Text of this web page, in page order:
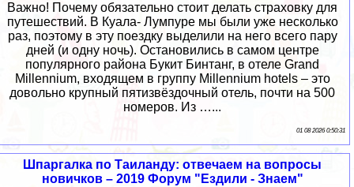
Важно! Почему обязательно стоит делать страховку для
путешествий. В Куала- Лумпуре мы были уже несколько
раз, поэтому в эту поездку выделили на него всего пару
дней (и одну ночь). Остановились в самом центре
популярного района Букит Бинтанг, в отеле Grand
Millennium, входящем в группу Millennium hotels – это
довольно крупный пятизвёздочный отель, почти на 500
номеров. Из …...
01 08 2026 0:50:31
Шпаргалка по Таиланду: отвечаем на вопросы
новичков – 2019 Форум "Ездили - Знаем"